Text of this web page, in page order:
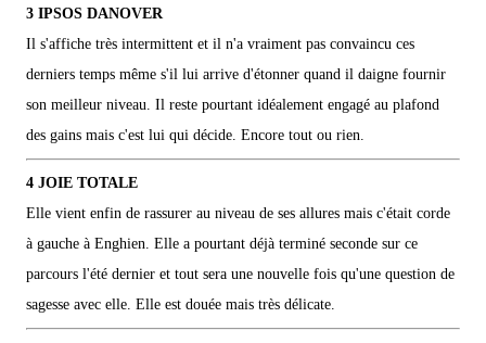
3 IPSOS DANOVER
Il s'affiche très intermittent et il n'a vraiment pas convaincu ces
derniers temps même s'il lui arrive d'étonner quand il daigne fournir
son meilleur niveau. Il reste pourtant idéalement engagé au plafond
des gains mais c'est lui qui décide. Encore tout ou rien.
4 JOIE TOTALE
Elle vient enfin de rassurer au niveau de ses allures mais c'était corde
à gauche à Enghien. Elle a pourtant déjà terminé seconde sur ce
parcours l'été dernier et tout sera une nouvelle fois qu'une question de
sagesse avec elle. Elle est douée mais très délicate.